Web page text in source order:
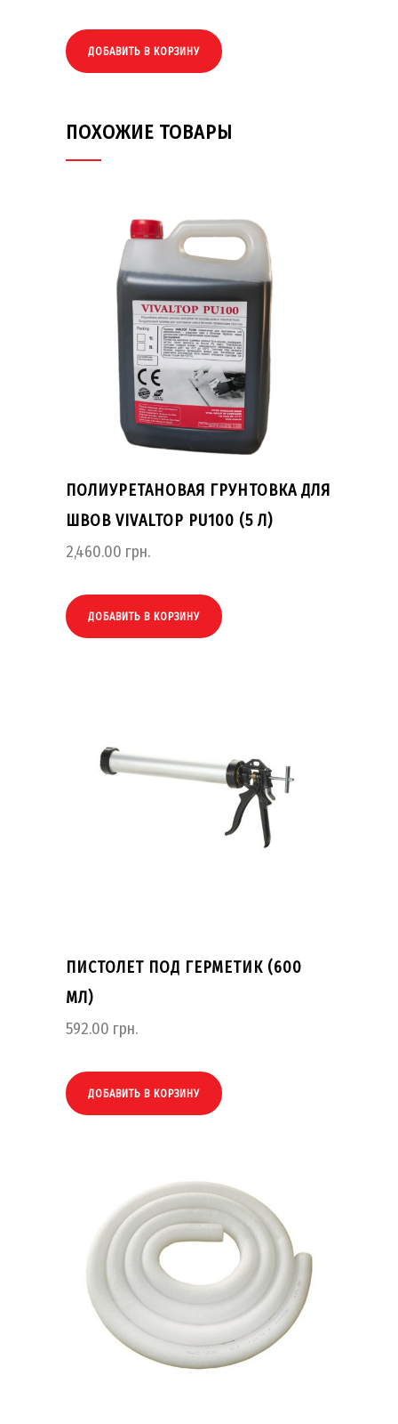
ДОБАВИТЬ В КОРЗИНУ
ПОХОЖИЕ ТОВАРЫ
ПОЛИУРЕТАНОВАЯ ГРУНТОВКА ДЛЯ
ШВОВ VIVALTOP PU100 (5 Л)
2,460.00 грн.
ДОБАВИТЬ В КОРЗИНУ
ПИСТОЛЕТ ПОД ГЕРМЕТИК (600
МЛ)
592.00 грн.
ДОБАВИТЬ В КОРЗИНУ